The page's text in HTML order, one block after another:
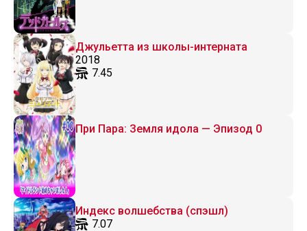
Джульетта из школы-интерната
2018
7.45
При Пара: Земля идола — Эпизод 0
Индекс волшебства (спэшл)
7.07